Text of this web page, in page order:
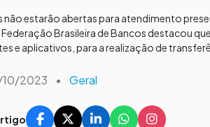
não estarão abertas para atendimento
Brasileira de Bancos destacou
e aplicativos, para a realização de
10/2023 • Geral